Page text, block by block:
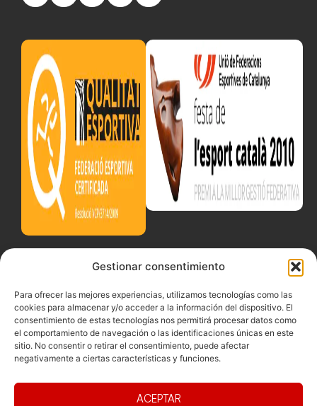
Gestionar consentimiento
Para ofrecer las mejores experiencias, utilizamos tecnologías como las
cookies para almacenar y/o acceder a la información del dispositivo. El
consentimiento de estas tecnologías nos permitirá procesar datos como
el comportamiento de navegación o las identificaciones únicas en este
sitio. No consentir o retirar el consentimiento, puede afectar
negativamente a ciertas características y funciones.
ACEPTAR